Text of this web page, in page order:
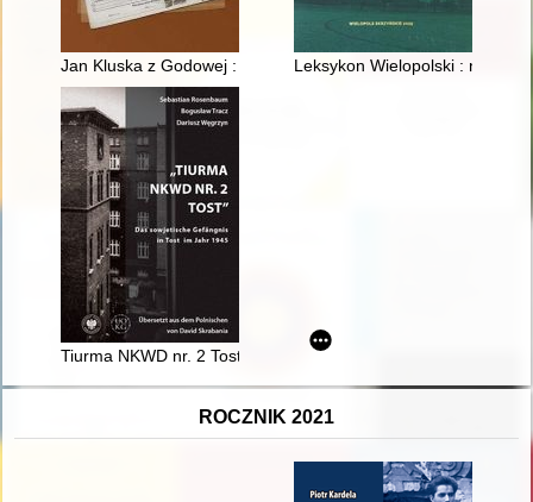
Jan Kluska z Godowej : przez ścianę śmierciLeksykon Wielopolski : na 25
Tiurma NKWD nr. 2 Tost" : das sowjetische Gefängnis in Tost
ROCZNIK 2021